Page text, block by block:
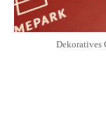
Dekoratives